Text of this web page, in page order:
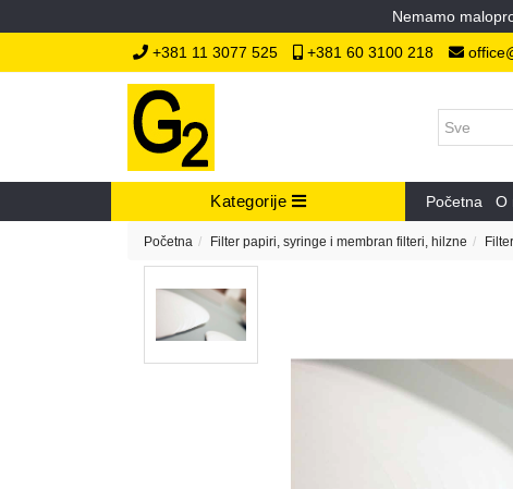
Nemamo
+381 11 3077 525 +381 60 3100 218
Kategorije Početna O
Početna Filter papiri, syringe i membran filteri, hilzne